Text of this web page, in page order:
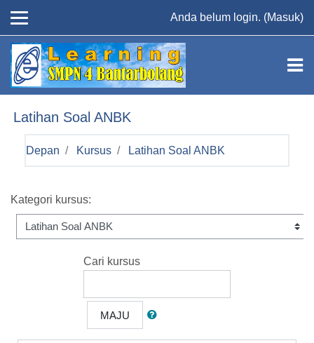
Anda belum login. (Masuk)
Latihan Soal ANBK
Depan Kursus Latihan Soal ANBK
Kategori kursus:
Cari kursus
MAJU